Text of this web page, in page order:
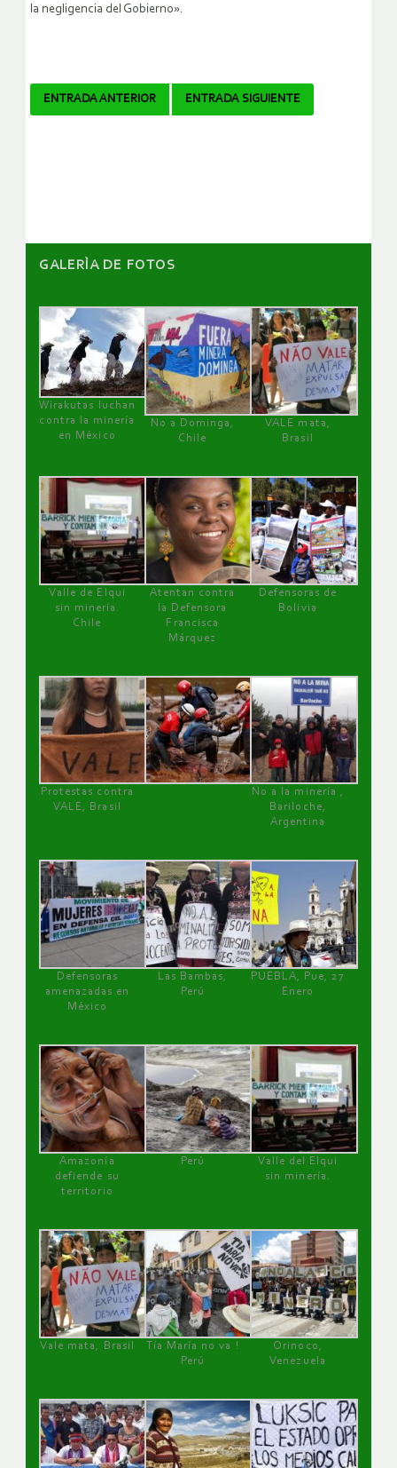
la negligencia del Gobierno».
Navegador
ENTRADA ANTERIOR ENTRADA SIGUIENTE
GALERÌA DE FOTOS
Wirakutas luchan
contra la minería
en México
No a Dominga,
Chile
VALE mata,
Brasil
Valle de Elqui
sin minería.
Chile
Atentan contra
la Defensora
Francisca
Márquez
Defensoras de
Bolivia
Protestas contra
VALE, Brasil
No a la minería ,
Bariloche,
Argentina
Defensoras
amenazadas en
México
Las Bambas,
Perú
PUEBLA, Pue, 27
Enero
Amazonía
defiende su
territorio
Perú
Valle del Elqui
sin minería.
Vale mata, Brasil
Tía María no va !
Perú
Orinoco,
Venezuela